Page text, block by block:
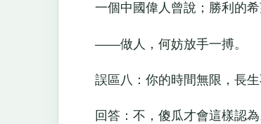
一個中國偉人曾說；勝利的希
——做人，何妨放手一搏。
誤區八：你的時間無限，長生
回答：不，傻瓜才會這樣認為